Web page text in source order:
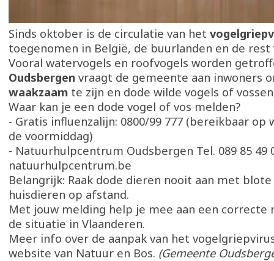
Sinds oktober is de circulatie van het
toegenomen in België, de buurlanden en de rest
Vooral watervogels en roofvogels worden
Oudsbergen vraagt de gemeente aan inwoners
waakzaam te zijn en dode wilde vogels of
Waar kan je een dode vogel of vos melden?
- Gratis influenzalijn: 0800/99 777 (bereikbaar op
de voormiddag)
- Natuurhulpcentrum Oudsbergen Tel. 089 85 49
natuurhulpcentrum.be
Belangrijk: Raak dode dieren nooit aan met
huisdieren op afstand.
Met jouw melding help je mee aan een correcte
de situatie in Vlaanderen.
Meer info over de aanpak van het
website van Natuur en Bos. (Gemeente